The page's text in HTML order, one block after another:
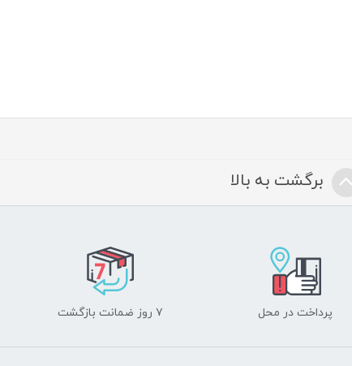
برگشت به بالا
پرداخت در محل ۷ روز ضمانت بازگشت